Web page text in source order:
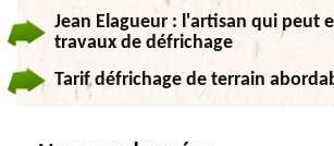
Jean Elagueur : l'artisan qui peut
travaux de défrichage
Tarif défrichage de terrain